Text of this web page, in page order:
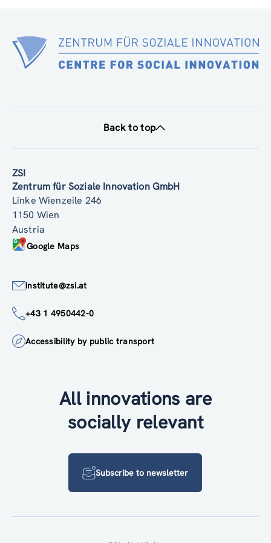
Back to top
ZSI
Zentrum für Soziale Innovation GmbH
Linke Wienzeile 246
1150 Wien
Austria
Google Maps
institute@zsi.at
+43 1 4950442-0
Accessibility by public transport
All innovations are
socially relevant
Subscribe to newsletter